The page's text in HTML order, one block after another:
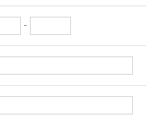
-